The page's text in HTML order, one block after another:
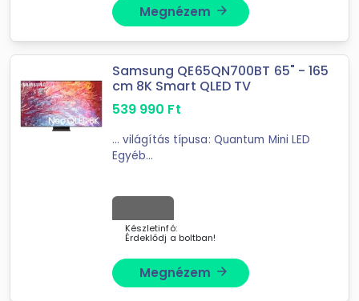
Megnézem arrow_forward
Samsung QE65QN700BT 65" - 165
cm 8K Smart QLED TV
539 990 Ft
... világítás típusa: Quantum Mini LED
Egyéb
Quantum Processor 8K Lite, Quantum
Matrix ...
Készletinfó:
Érdeklődj a boltban!
Megnézem arrow_forward